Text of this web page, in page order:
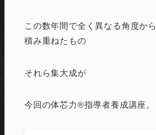
この数年間で全く異なる角度から
積み重ねたもの
それら集大成が
今回の体芯力®︎指導者養成講座。